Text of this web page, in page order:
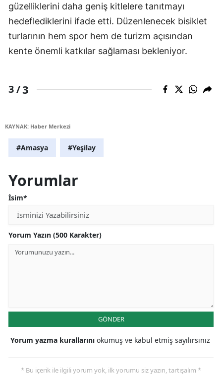
güzelliklerini daha geniş kitlelere tanıtmayı
hedeflediklerini ifade etti. Düzenlenecek bisiklet
turlarının hem spor hem de turizm açısından
kente önemli katkılar sağlaması bekleniyor.
3 /3
KAYNAK: Haber Merkezi
#Amasya #Yeşilay
Yorumlar
İsim*
Yorum Yazın (500 Karakter)
GÖNDER
Yorum yazma kurallarını okumuş ve kabul etmiş sayılırsınız
* Bu içerik ile ilgili yorum yok, ilk yorumu siz yazın, tartışalım *